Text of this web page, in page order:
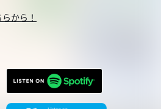
から！